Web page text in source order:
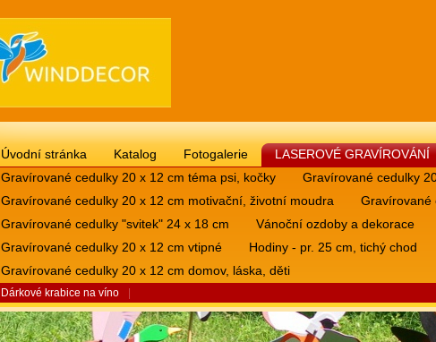
Úvodní stránka Katalog Fotogalerie LASEROVÉ GRAVÍROVÁNÍ
Gravírované cedulky 20 x 12 cm téma psi, kočky
Gravírované cedulky
Gravírované cedulky 20 x 12 cm motivační, životní moudra
Gravírované
Gravírované cedulky "svitek" 24 x 18 cm
Vánoční ozdoby a dekorace
Gravírované cedulky 20 x 12 cm vtipné
Hodiny - pr. 25 cm, tichý chod
Gravírované cedulky 20 x 12 cm domov, láska, děti
Dárkové krabice na víno